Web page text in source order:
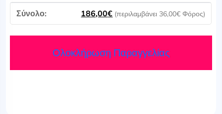
186,00€ (περιλαμβάνει 36,00€ Φόρος)
Ολοκλήρωση Παραγγελίας